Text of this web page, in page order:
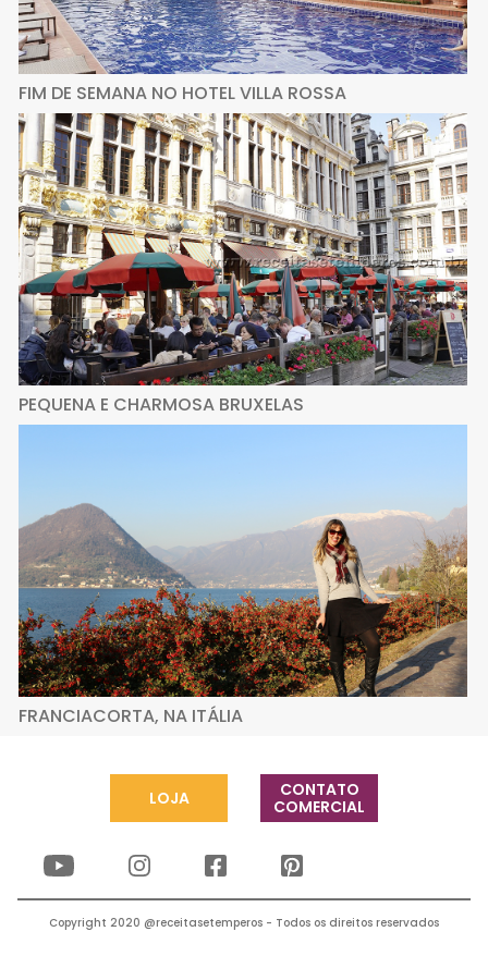
FIM DE SEMANA NO HOTEL VILLA ROSSA
PEQUENA E CHARMOSA BRUXELAS
FRANCIACORTA, NA ITÁLIA
LOJA
CONTATO
COMERCIAL
Copyright 2020 @receitasetemperos - Todos os direitos reservados